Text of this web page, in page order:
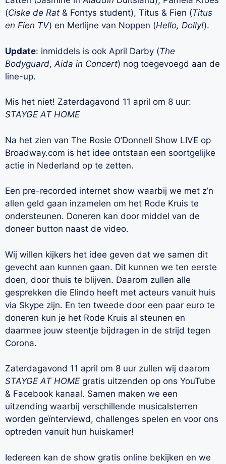
(Ciske de Rat & Fontys student), Titus & Fien (Titus
en Fien TV) en Merlijne van Noppen (Hello, Dolly!).
Update: inmiddels is ook April Darby (The
Bodyguard, Aida in Concert) nog toegevoegd aan de
line-up.
Mis het niet! Zaterdagavond 11 april om 8 uur:
STAYGE AT HOME
Na het zien van The Rosie O’Donnell Show LIVE op
Broadway.com is het idee ontstaan een soortgelijke
actie in Nederland op te zetten.
Een pre-recorded internet show waarbij we met z’n
allen geld gaan inzamelen om het Rode Kruis te
ondersteunen. Doneren kan door middel van de
doneer button naast de video.
Wij willen kijkers het idee geven dat we samen dit
gevecht aan kunnen gaan. Dit kunnen we ten eerste
doen, door thuis te blijven. Daarom zullen alle
gesprekken die Elindo heeft met acteurs vanuit huis
via Skype zijn. En ten tweede door een paar euro te
doneren kun je het Rode Kruis al steunen en
daarmee jouw steentje bijdragen in de strijd tegen
Corona.
Zaterdagavond 11 april om 8 uur zullen wij daarom
STAYGE AT HOME gratis uitzenden op ons YouTube
& Facebook kanaal. Samen maken we een
uitzending waarbij verschillende musicalsterren
worden geïnterviewd, challenges spelen en voor ons
optreden vanuit hun huiskamer!
Iedereen kan de show gratis online bekijken en we